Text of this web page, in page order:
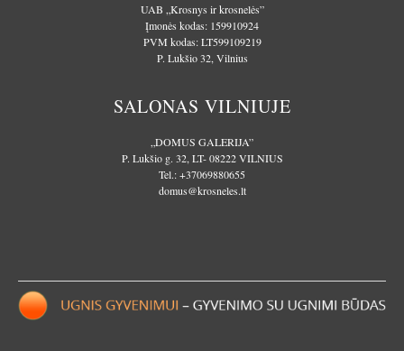
UAB „Krosnys ir krosnelės”
Įmonės kodas: 159910924
PVM kodas: LT599109219
P. Lukšio 32, Vilnius
SALONAS VILNIUJE
„DOMUS GALERIJA”
P. Lukšio g. 32, LT- 08222 VILNIUS
Tel.:+37069880655
domus@krosneles.lt